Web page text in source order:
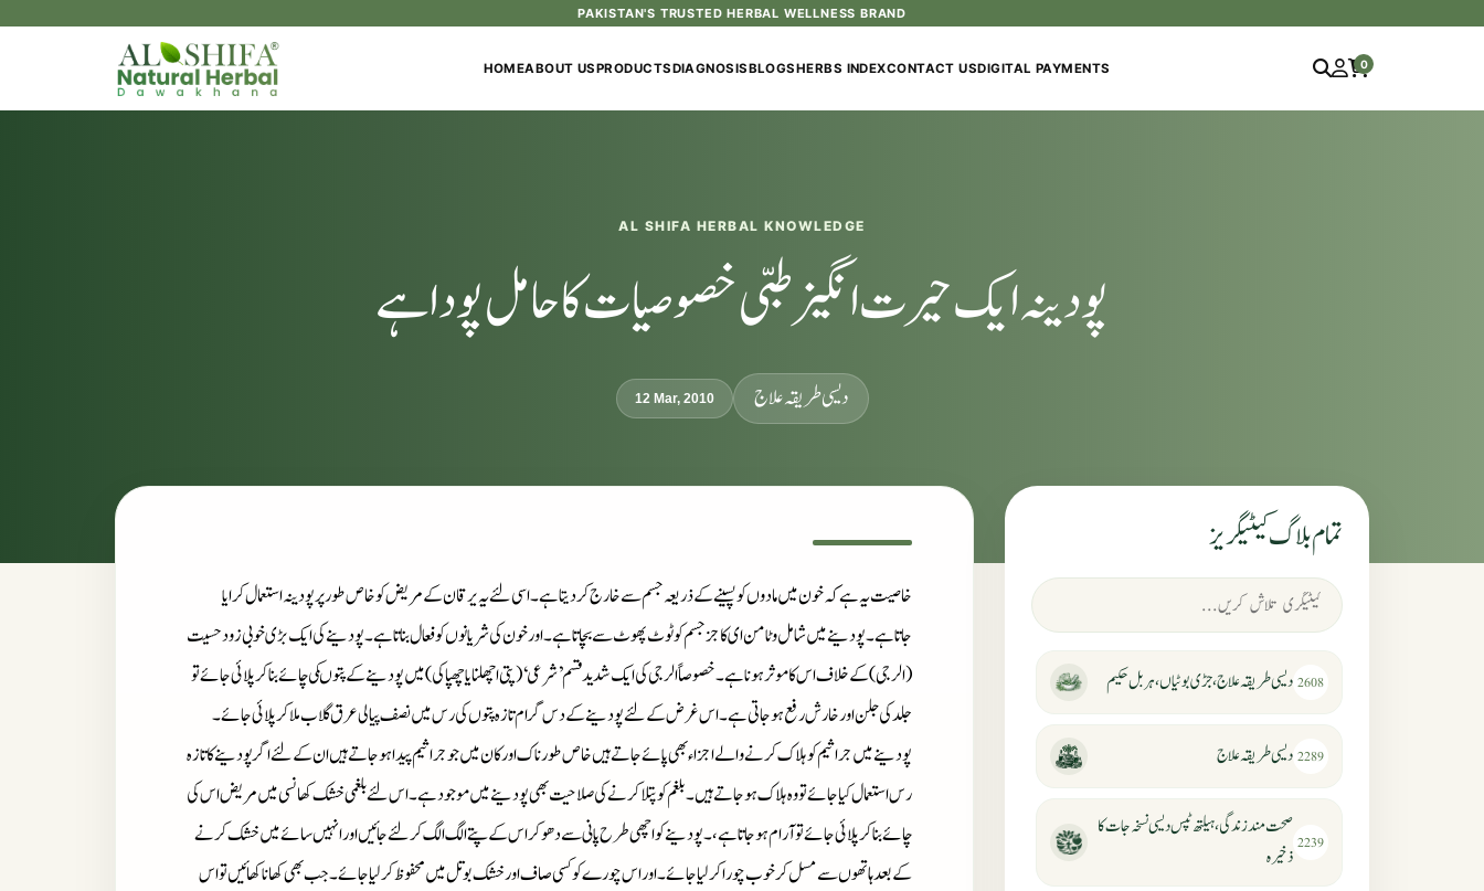
HOMEABOUT USPRODUCTSDIAGNOSISBLOGSHERBS INDEXCONTACT USDIGITAL PAYMENTS 0
AL SHIFA HERBAL KNOWLEDGE
پودینہ ایک حیرت انگیزطبی خصوصیات کا حامل پودا ہے
12 Mar, 2010 دیسی طریقہ علاج
خاصیت یہ ہے کہ خون میں مادوں کو پسینے کے ذریعہ جسم سے خارج کر دیتا ہے۔ اسی لئے یہ یرقان کے مریض کو خاص طور پر پودینہ استعمال کرایا
جاتاہے۔ پودینے میں شامل وٹامن ای کا جز جسم کو ٹوٹ پھوٹ سے بچاتاہے۔ اور خون کی شریانوں کو فعال بناتاہے۔پودینے کی ایک بڑی خوبی زود حسیت
(الرجی) کے خلاف اس کا موثر ہونا ہے۔ خصوصاً الرجی کی ایک شدید قسم ’شرعی‘ (پتی اچھلنا یا چھپاکی) میں پودینے کے پتوںکی چائے بنا کر پلائی جائے تو
جلد کی جلن اور خارش رفع ہو جاتی ہے۔ اس غرض کے لئے پودینے کے دس گرام تازہ پتوں کی رس میں نصف پیالی عرق گلاب ملا کر پلائی جائے۔
پودینے میں جراثیم کو ہلاک کرنے والے اجزاءبھی پائے جاتے ہیں خاص طور ناک اور کان میں جو جراثیم پیدا ہو جاتے ہیں ان کے لئے اگر پودینے کا تازہ
رس استعمال کیا جائے تو وہ ہلاک ہو جاتے ہیں۔ بلغم کو پتلا کرنے کی صلاحیت بھی پودینے میں موجود ہے۔ ا س لئے بلغمی خشک کھانسی میں مریض اس کی
چائے بنا کر پلائی جائے تو آرام ہو جاتاہے،۔ پودینے کو اچھی طرح پانی سے دھو کر اس کے پتے الگ الگ کر لئے جائیں اور انہیں سائے میں خشک کرنے
کے بعد ہاتھوں سے مسل کر خوب چورا کر لیا جائے۔ اور اس چورے کو کسی صاف اور خشک بوتل میں محفوظ کر لیا جائے۔ جب بھی کھانا کھائیں تو اس
تمام بلاگ کیٹیگریز
2608 دیسی طریقہ علاج، جڑی بوٹیاں، ہربل حکیم
2289 دیسی طریقہ علاج
2239
صحت مند زندگی، ہیلتھ ٹپس دیسی نسخہ جات کا
ذخیرہ